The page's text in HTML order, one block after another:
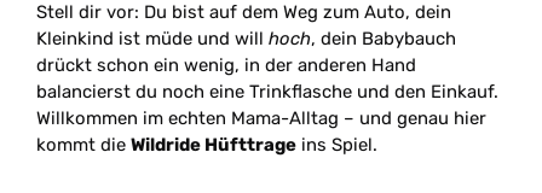
Stell dir vor: Du bist auf dem Weg zum Auto, dein
Kleinkind ist müde und will hoch, dein Babybauch
drückt schon ein wenig, in der anderen Hand
balancierst du noch eine Trinkflasche und den Einkauf.
Willkommen im echten Mama-Alltag – und genau hier
kommt die Wildride Hüfttrage ins Spiel.